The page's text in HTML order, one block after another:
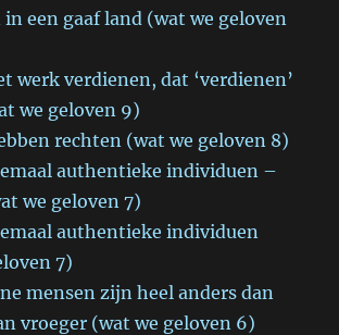
in een gaaf land (wat we geloven
werk verdienen, dat ‘verdienen’
we geloven 9)
rechten (wat we geloven 8)
authentieke individuen –
we geloven 7)
authentieke individuen
7)
mensen zijn heel anders dan
vroeger (wat we geloven 6)